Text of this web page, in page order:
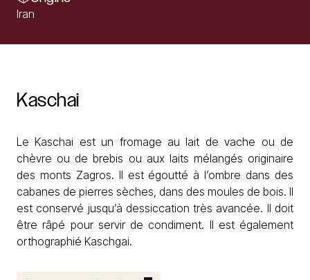
Iran
Kaschai
Le Kaschai est un fromage au lait de vache ou de
chèvre ou de brebis ou aux laits mélangés originaire
des monts Zagros. Il est égoutté à l’ombre dans des
cabanes de pierres sèches, dans des moules de bois. Il
est conservé jusqu’à dessiccation très avancée. Il doit
être râpé pour servir de condiment. Il est également
orthographié Kaschgai.